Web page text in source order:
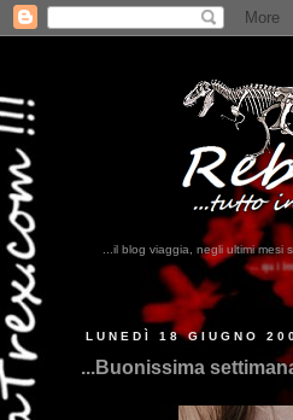
...il blog viaggia, negli ultimi
...qui trovate il nostro viaggio in MESSICO
LUNEDÌ 18 GIUGNO
...Buonissima